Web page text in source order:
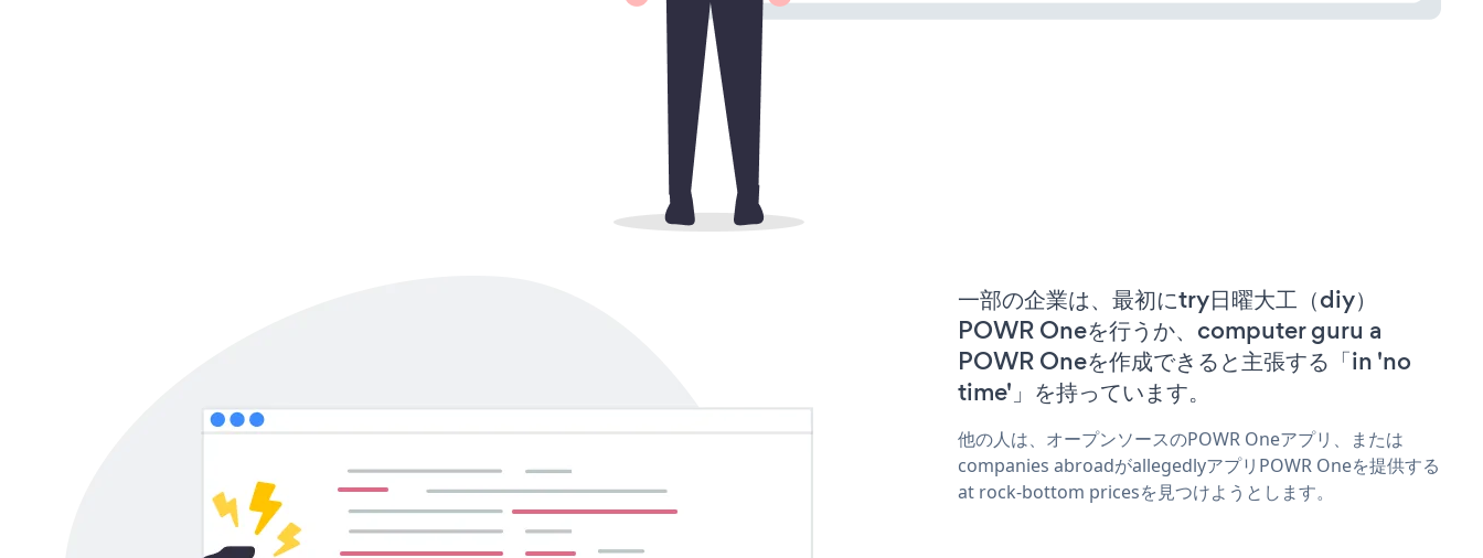
一部の企業は、最初にtry日曜大工（diy）
POWR Oneを行うか、computer guru a
POWR Oneを作成できると主張する「in 'no
time'」を持っています。
他の人は、オープンソースのPOWR Oneアプリ、または
companies abroadがallegedlyアプリPOWR Oneを提供する
at rock-bottom pricesを見つけようとします。